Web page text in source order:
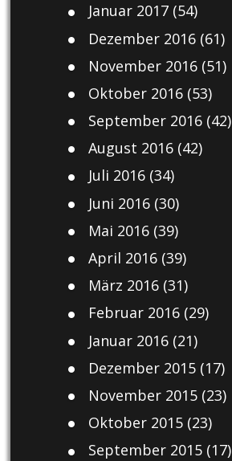
Januar 2017(54)
Dezember 2016(61)
November 2016(51)
Oktober 2016(53)
September 2016(42)
August 2016(42)
Juli 2016(34)
Juni 2016(30)
Mai 2016(39)
April 2016(39)
März 2016(31)
Februar 2016(29)
Januar 2016(21)
Dezember 2015(17)
November 2015(23)
Oktober 2015(23)
September 2015(17)